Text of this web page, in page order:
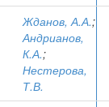
Жданов, А.А.;
Андрианов,
К.А.;
Нестерова,
Т.В.